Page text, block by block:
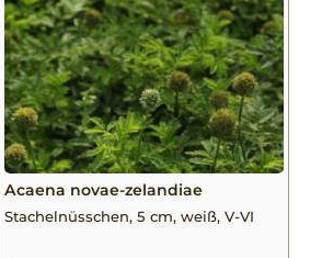
Acaena novae-zelandiae
Stachelnüsschen, 5 cm, weiß, V-VI